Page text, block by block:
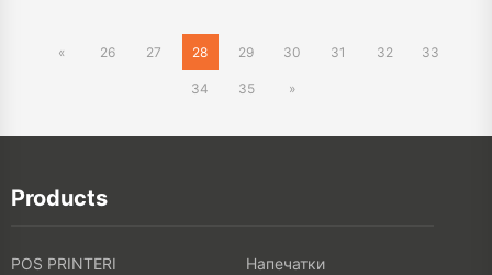
« 26 27 28 29 30 31 32 33
34 35 »
Products
POS PRINTERI
Напечатки